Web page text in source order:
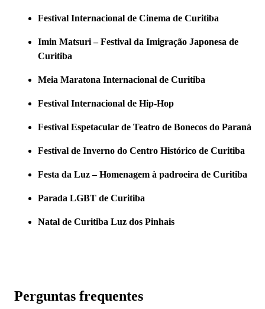
Festival Internacional de Cinema de Curitiba
Imin Matsuri – Festival da Imigração Japonesa de
Curitiba
Meia Maratona Internacional de Curitiba
Festival Internacional de Hip-Hop
Festival Espetacular de Teatro de Bonecos do Paraná
Festival de Inverno do Centro Histórico de Curitiba
Festa da Luz – Homenagem à padroeira de Curitiba
Parada LGBT de Curitiba
Natal de Curitiba Luz dos Pinhais
Perguntas frequentes